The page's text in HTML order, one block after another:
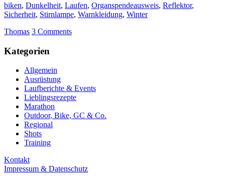
biken, Dunkelheit, Laufen, Organspendeausweis, Reflektor,
Sicherheit, Stirnlampe, Warnkleidung, Winter
Thomas 3 Comments
Kategorien
Allgemein
Ausrüstung
Laufberichte & Events
Lieblingsrezepte
Marathon
Outdoor, Bike, GC & Co.
Regional
Shots
Training
Kontakt
Impressum & Datenschutz